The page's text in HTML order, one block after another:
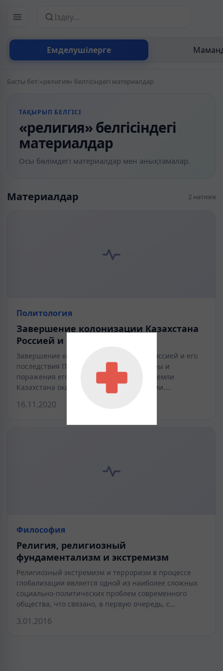
Емделушілерге
Сайттан іздеу
Басты бет/«религия» белгісіндегі материалдар
ТАҚЫРЫП БЕЛГІСІ
«религия» белгісіндегі
материалдар
Осы бөлімдегі материалдар мен анықтамалар.
Материалдар 2 нәтиже
Политология
Завершение колонизации Казахстана
Россией и его последствия
Завершение колонизации Казахстана Россией и его
последствия После смерти хана Кенесары и
поражения его сторонников почти все земли
Казахстана оказались под властью России.…
16.11.2020
Философия
Религия, религиозный
фундаментализм и экстремизм
Религиозный экстремизм и терроризм в процессе
глобализации является одной из наиболее сложных
социально-политических проблем современного
общества, что связано, в первую очередь, с…
3.01.2016